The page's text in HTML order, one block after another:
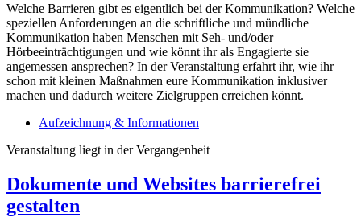
Welche Barrieren gibt es eigentlich bei der Kommunikation? Welche
speziellen Anforderungen an die schriftliche und mündliche
Kommunikation haben Menschen mit Seh- und/oder
Hörbeeinträchtigungen und wie könnt ihr als Engagierte sie
angemessen ansprechen? In der Veranstaltung erfahrt ihr, wie ihr
schon mit kleinen Maßnahmen eure Kommunikation inklusiver
machen und dadurch weitere Zielgruppen erreichen könnt.
Aufzeichnung & Informationen
Veranstaltung liegt in der Vergangenheit
Dokumente und Websites barrierefrei
gestalten